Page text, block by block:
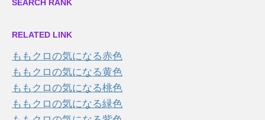
SEARCH RANK
RELATED LINK
ももクロの気になる赤色
ももクロの気になる黄色
ももクロの気になる桃色
ももクロの気になる緑色